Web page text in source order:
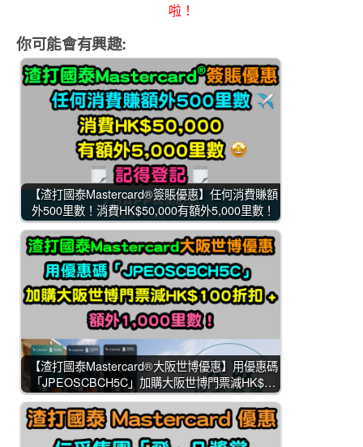
啦！
你可能會有興趣:
【渣打國泰Mastercard®簽賬優惠】任何消費賺額
外500里數！消費HK$50,000有額外5,000里數！
【渣打國泰Mastercard®大阪世博優惠】用優惠碼
「JPEOSCBCH5C」加購大阪世博門票減HK$…